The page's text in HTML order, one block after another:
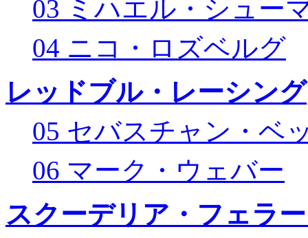
03 ミハエル・シュー
04 ニコ・ロズベルグ
レッドブル・レーシング
05 セバスチャン・ベ
06 マーク・ウェバー
スクーデリア・フェラ